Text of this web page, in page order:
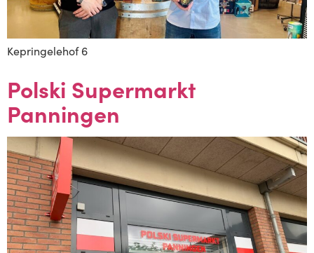
Kepringelehof 6
Polski Supermarkt
Panningen